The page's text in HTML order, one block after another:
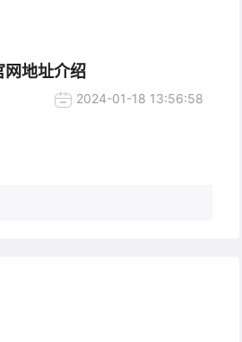
网地址介绍
2024-01-18 13:56:58